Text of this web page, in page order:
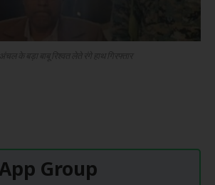
के बड़ा बाबू रिश्वत लेते रंगे हाथ गिरफ्तार
Group